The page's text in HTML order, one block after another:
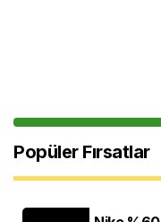
Popüler Fırsatlar